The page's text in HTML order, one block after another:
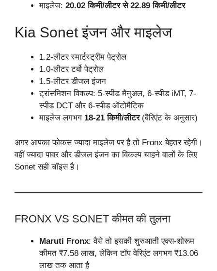
माइलेज: 20.02 किमी/लीटर से 22.89 किमी/लीटर
Kia Sonet इंजन और माइलेज
1.2-लीटर स्मार्टस्ट्रीम पेट्रोल
1.0-लीटर टर्बो पेट्रोल
1.5-लीटर डीजल इंजन
ट्रांसमिशन विकल्प: 5-स्पीड मैनुअल, 6-स्पीड iMT, 7-
स्पीड DCT और 6-स्पीड ऑटोमैटिक
माइलेज लगभग 18-21 किमी/लीटर(वैरिएंट के अनुसार)
अगर आपका फोकस ज्यादा माइलेज पर है तो Fronx बेहतर रहेगी।
वहीं ज्यादा पावर और डीजल इंजन का विकल्प चाहने वालों के लिए
Sonet सही चॉइस है।
FRONX VS SONET कीमत की तुलना
Maruti Fronx: वैसे तो इसकी शुरुआती एक्स-शोरूम
कीमत ₹7.58 लाख, लेकिन टॉप वेरिएंट लगभग ₹13.06
लाख तक आता है